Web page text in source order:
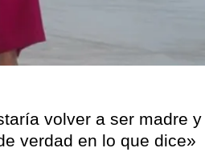
volver a ser madre y
verdad en lo que dice»